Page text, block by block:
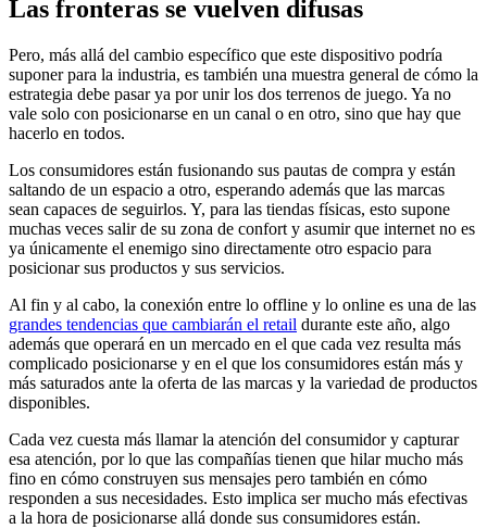
Las fronteras se vuelven difusas
Pero, más allá del cambio específico que este dispositivo podría
suponer para la industria, es también una muestra general de cómo la
estrategia debe pasar ya por unir los dos terrenos de juego. Ya no
vale solo con posicionarse en un canal o en otro, sino que hay que
hacerlo en todos.
Los consumidores están fusionando sus pautas de compra y están
saltando de un espacio a otro, esperando además que las marcas
sean capaces de seguirlos. Y, para las tiendas físicas, esto supone
muchas veces salir de su zona de confort y asumir que internet no es
ya únicamente el enemigo sino directamente otro espacio para
posicionar sus productos y sus servicios.
Al fin y al cabo, la conexión entre lo offline y lo online es una de las
grandes tendencias que cambiarán el retail durante este año, algo
además que operará en un mercado en el que cada vez resulta más
complicado posicionarse y en el que los consumidores están más y
más saturados ante la oferta de las marcas y la variedad de productos
disponibles.
Cada vez cuesta más llamar la atención del consumidor y capturar
esa atención, por lo que las compañías tienen que hilar mucho más
fino en cómo construyen sus mensajes pero también en cómo
responden a sus necesidades. Esto implica ser mucho más efectivas
a la hora de posicionarse allá donde sus consumidores están.